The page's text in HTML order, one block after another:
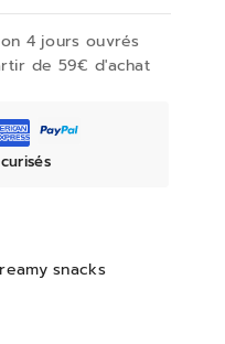
snacks
4 jours ouvrés
de 59€ d'achat